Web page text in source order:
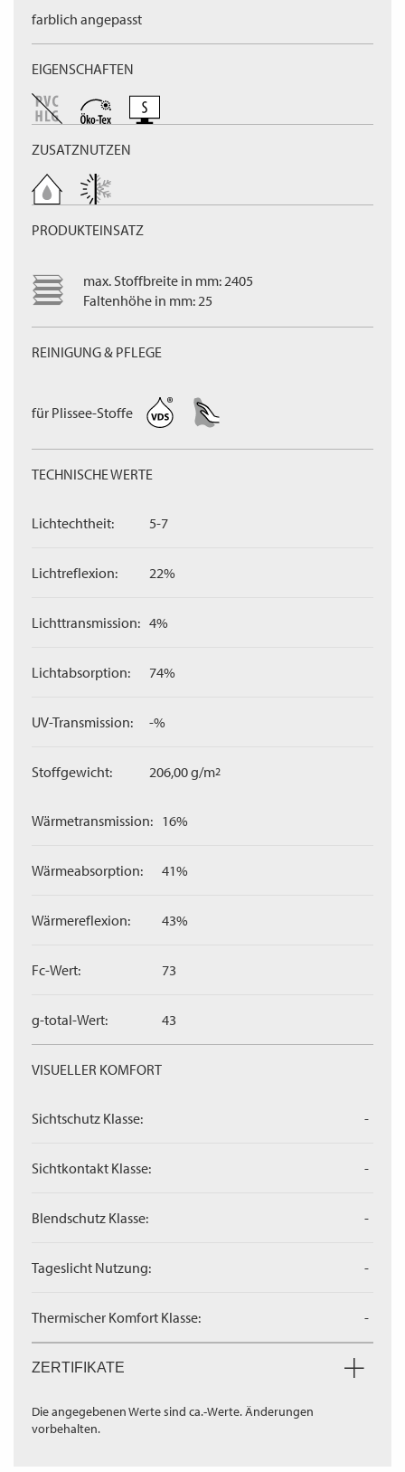
farblich angepasst
EIGENSCHAFTEN
ZUSATZNUTZEN
PRODUKTEINSATZ
max. Stoffbreite in mm: 2405
Faltenhöhe in mm: 25
REINIGUNG & PFLEGE
für Plissee-Stoffe
TECHNISCHE WERTE
Lichtechtheit: 5-7
Lichtreflexion: 22%
Lichttransmission: 4%
Lichtabsorption: 74%
UV-Transmission: -%
Stoffgewicht: 206,00 g/m2
Wärmetransmission: 16%
Wärmeabsorption: 41%
Wärmereflexion: 43%
Fc-Wert: 73
g-total-Wert: 43
VISUELLER KOMFORT
Sichtschutz Klasse: -
Sichtkontakt Klasse: -
Blendschutz Klasse: -
Tageslicht Nutzung: -
Thermischer Komfort Klasse: -
ZERTIFIKATE
Die angegebenen Werte sind ca.-Werte. Änderungen
vorbehalten.